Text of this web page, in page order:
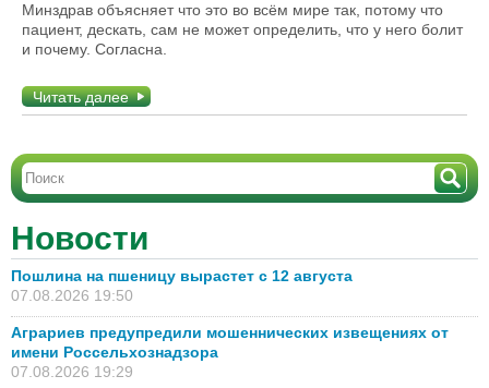
Минздрав объясняет что это во всём мире так, потому что
пациент, дескать, сам не может определить, что у него болит
и почему. Согласна.
Читать далее
Новости
Пошлина на пшеницу вырастет с 12 августа
07.08.2026 19:50
Аграриев предупредили мошеннических извещениях от
имени Россельхознадзора
07.08.2026 19:29